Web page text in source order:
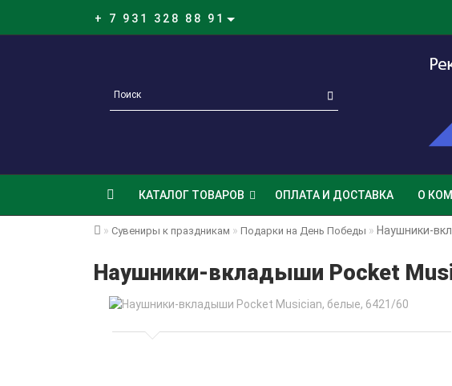
+ 7 931 328 88 91
КАТАЛОГ ТОВАРОВ ОПЛАТА И ДОСТАВКА О
Сувениры к праздникам Подарки на День Победы Наушники-
Наушники-вкладыши Pocket